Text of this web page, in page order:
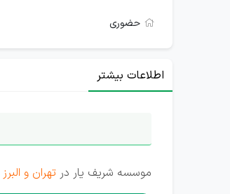
حضوری
اطلاعات بیشتر
موسسه شریف یار در تهران و البرز